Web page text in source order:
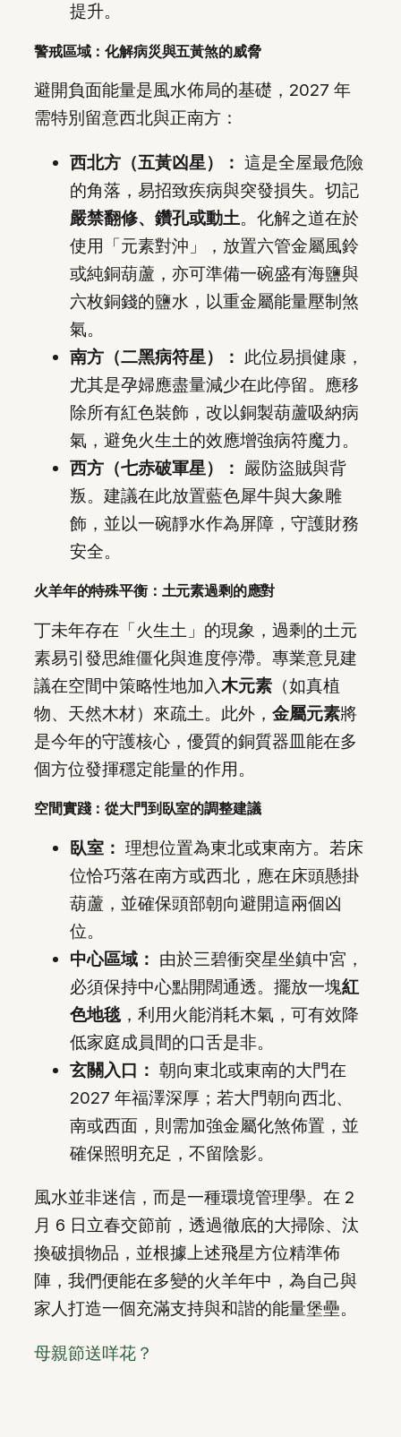
提升。
警戒區域：化解病災與五黃煞的威脅
避開負面能量是風水佈局的基礎，2027 年
需特別留意西北與正南方：
西北方（五黃凶星）： 這是全屋最危險
的角落，易招致疾病與突發損失。切記
嚴禁翻修、鑽孔或動土。化解之道在於
使用「元素對沖」，放置六管金屬風鈴
或純銅葫蘆，亦可準備一碗盛有海鹽與
六枚銅錢的鹽水，以重金屬能量壓制煞
氣。
南方（二黑病符星）： 此位易損健康，
尤其是孕婦應盡量減少在此停留。應移
除所有紅色裝飾，改以銅製葫蘆吸納病
氣，避免火生土的效應增強病符魔力。
西方（七赤破軍星）： 嚴防盜賊與背
叛。建議在此放置藍色犀牛與大象雕
飾，並以一碗靜水作為屏障，守護財務
安全。
火羊年的特殊平衡：土元素過剩的應對
丁未年存在「火生土」的現象，過剩的土元
素易引發思維僵化與進度停滯。專業意見建
議在空間中策略性地加入木元素 （如真植
物、天然木材）來疏土。此外， 金屬元素將
是今年的守護核心，優質的銅質器皿能在多
個方位發揮穩定能量的作用。
空間實踐：從大門到臥室的調整建議
臥室： 理想位置為東北或東南方。若床
位恰巧落在南方或西北，應在床頭懸掛
葫蘆，並確保頭部朝向避開這兩個凶
位。
中心區域： 由於三碧衝突星坐鎮中宮，
必須保持中心點開闊通透。擺放一塊紅
色地毯，利用火能消耗木氣，可有效降
低家庭成員間的口舌是非。
玄關入口： 朝向東北或東南的大門在
2027 年福澤深厚；若大門朝向西北、
南或西面，則需加強金屬化煞佈置，並
確保照明充足，不留陰影。
風水並非迷信，而是一種環境管理學。在 2
月 6 日立春交節前，透過徹底的大掃除、汰
換破損物品，並根據上述飛星方位精準佈
陣，我們便能在多變的火羊年中，為自己與
家人打造一個充滿支持與和諧的能量堡壘。
母親節送咩花？